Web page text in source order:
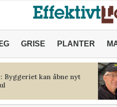
GRISE PLANTER
Byggeriet kan åbne nyt